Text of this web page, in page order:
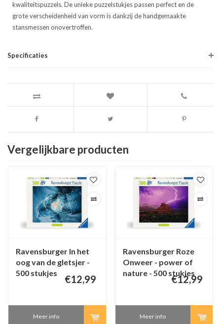
kwaliteitspuzzels. De unieke puzzelstukjes passen perfect en de
grote verscheidenheid van vorm is dankzij de handgemaakte
stansmessen onovertroffen.
Specificaties
Vergelijkbare producten
Ravensburger In het
oog van de gletsjer -
500 stukjes
€12,99
Meer info
Ravensburger Roze
Onweer - power of
nature - 500 stukjes
€12,99
Meer info